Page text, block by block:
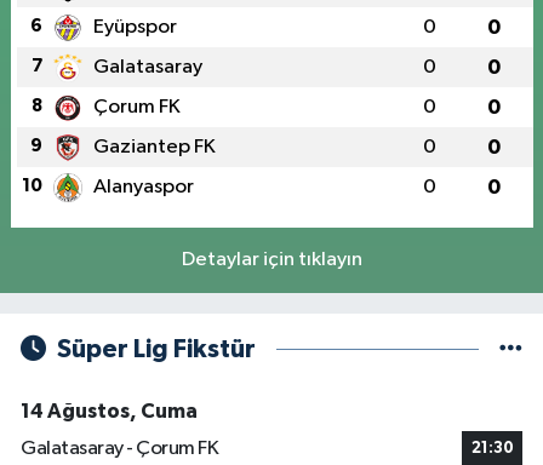
6 Eyüpspor 0 0
7 Galatasaray 0 0
8 Çorum FK 0 0
9 Gaziantep FK 0 0
10 Alanyaspor 0 0
Detaylar için tıklayın
Süper Lig Fikstür
14 Ağustos, Cuma
Galatasaray - Çorum FK
21:30